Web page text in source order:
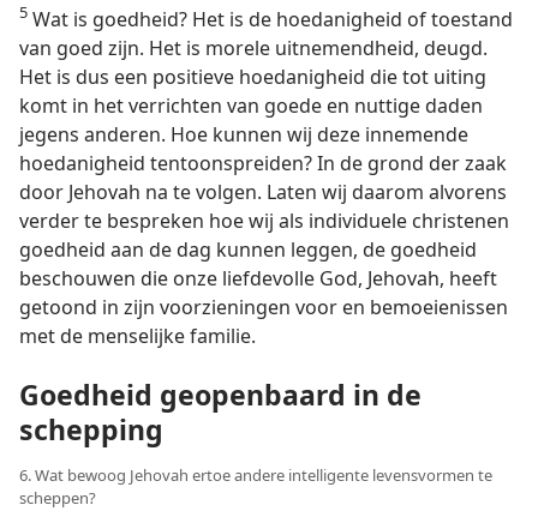
5 Wat is goedheid? Het is de hoedanigheid of toestand
van goed zijn. Het is morele uitnemendheid, deugd.
Het is dus een positieve hoedanigheid die tot uiting
komt in het verrichten van goede en nuttige daden
jegens anderen. Hoe kunnen wij deze innemende
hoedanigheid tentoonspreiden? In de grond der zaak
door Jehovah na te volgen. Laten wij daarom alvorens
verder te bespreken hoe wij als individuele christenen
goedheid aan de dag kunnen leggen, de goedheid
beschouwen die onze liefdevolle God, Jehovah, heeft
getoond in zijn voorzieningen voor en bemoeienissen
met de menselijke familie.
Goedheid geopenbaard in de
schepping
6. Wat bewoog Jehovah ertoe andere intelligente levensvormen te
scheppen?